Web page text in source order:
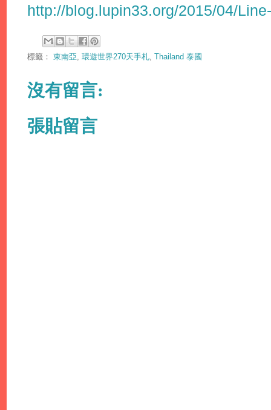
http://blog.lupin33.org/2015/04/
標籤： 東南亞 環遊世界270天手札 Thailand 泰國
沒有留言:
張貼留言